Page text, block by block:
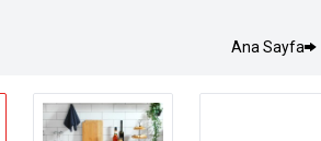
Ana Sayfa